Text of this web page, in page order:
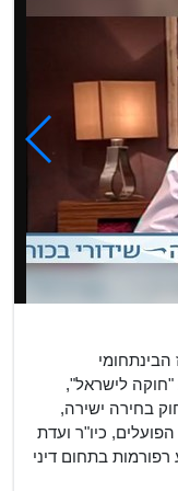
...
הבינתחומי
"חוקה לישראל",
בחירה ישירה,
כיו"ר ועדת
בתחום דיני